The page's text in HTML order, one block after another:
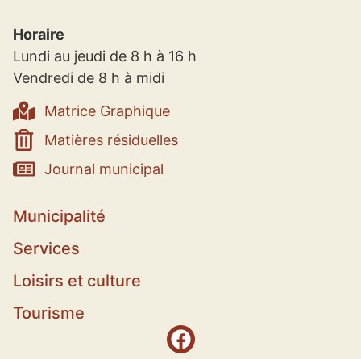
Horaire
Lundi au jeudi de 8 h à 16 h
Vendredi de 8 h à midi
Matrice Graphique
Matières résiduelles
Journal municipal
Municipalité
Services
Loisirs et culture
Tourisme